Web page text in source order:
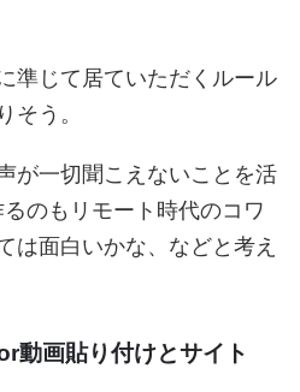
準じて居ていただくルール
そう。
が一切聞こえないことを活
のもリモート時代のコワ
は面白いかな、などと考え
動画貼り付けとサイト